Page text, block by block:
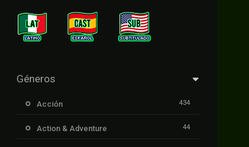
Géneros
Acción 434
Action & Adventure 44